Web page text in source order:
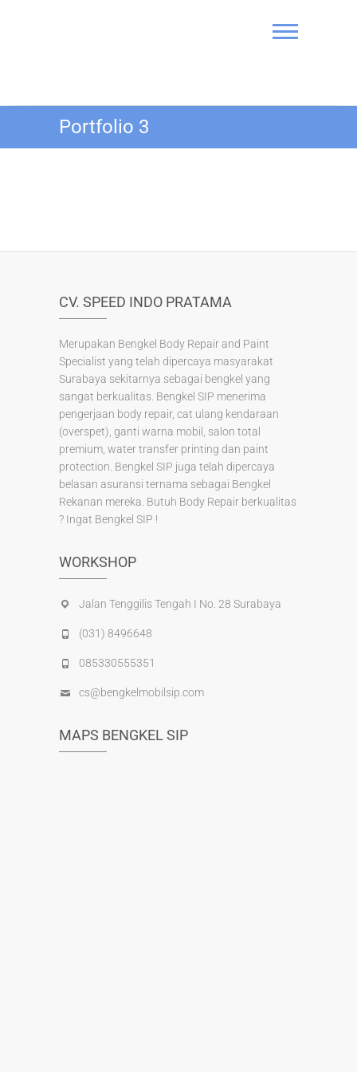
Bengkel Cat
Mobil SIP
Portfolio 3
CV. SPEED INDO PRATAMA
Merupakan Bengkel Body Repair and Paint
Specialist yang telah dipercaya masyarakat
Surabaya sekitarnya sebagai bengkel yang
sangat berkualitas. Bengkel SIP menerima
pengerjaan body repair, cat ulang kendaraan
(overspet), ganti warna mobil, salon total
premium, water transfer printing dan paint
protection. Bengkel SIP juga telah dipercaya
belasan asuransi ternama sebagai Bengkel
Rekanan mereka. Butuh Body Repair berkualitas
? Ingat Bengkel SIP !
WORKSHOP
Jalan Tenggilis Tengah I No. 28 Surabaya
(031) 8496648
085330555351
cs@bengkelmobilsip.com
MAPS BENGKEL SIP